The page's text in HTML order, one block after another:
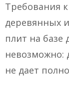
Требования
деревянных
плит на базе
невозможно:
не дает